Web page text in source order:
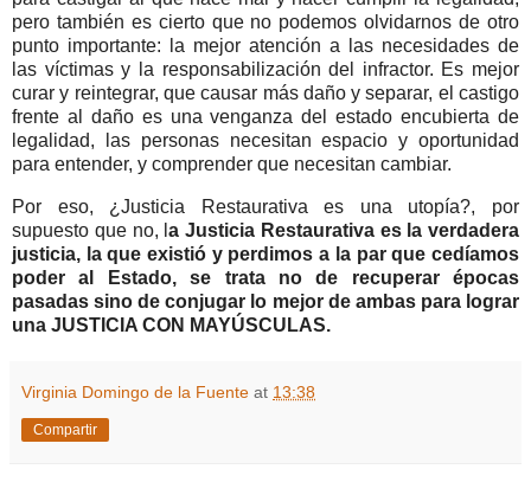
pero también es cierto que no podemos olvidarnos de otro
punto importante: la mejor atención a las necesidades de
las víctimas y la responsabilización del infractor. Es mejor
curar y reintegrar, que causar más daño y separar, el castigo
frente al daño es una venganza del estado encubierta de
legalidad, las personas necesitan espacio y oportunidad
para entender, y comprender que necesitan cambiar.
Por eso, ¿Justicia Restaurativa es una utopía?, por
supuesto que no, la Justicia Restaurativa es la verdadera
justicia, la que existió y perdimos a la par que cedíamos
poder al Estado, se trata no de recuperar épocas
pasadas sino de conjugar lo mejor de ambas para lograr
una JUSTICIA CON MAYÚSCULAS.
Virginia Domingo de la Fuente at 13:38
Compartir